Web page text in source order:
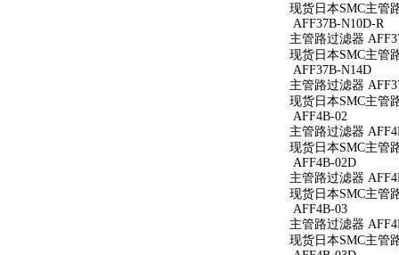
现货日本SMC主管
AFF37B-N10D-R
主管路过滤器
现货日本SMC主管
AFF37B-N14D
主管路过滤器
现货日本SMC主管
AFF4B-02
主管路过滤器
现货日本SMC主管
AFF4B-02D
主管路过滤器
现货日本SMC主管
AFF4B-03
主管路过滤器
现货日本SMC主管